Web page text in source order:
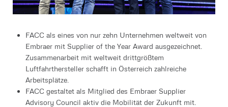
FACC als eines von nur zehn Unternehmen weltweit von
Embraer mit Supplier of the Year Award ausgezeichnet.
Zusammenarbeit mit weltweit drittgrößtem
Luftfahrthersteller schafft in Österreich zahlreiche
Arbeitsplätze.
FACC gestaltet als Mitglied des Embraer Supplier
Advisory Council aktiv die Mobilität der Zukunft mit.